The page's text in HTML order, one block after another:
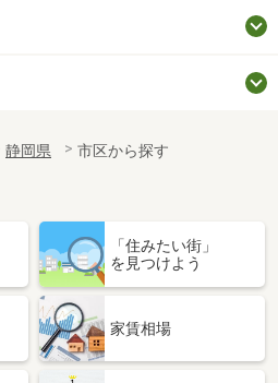
静岡県 市区から探す
「住みたい街」
を見つけよう
家賃相場